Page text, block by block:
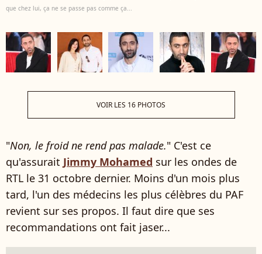
que chez lui, ça ne se passe pas comme ça...
VOIR LES 16 PHOTOS
"Non, le froid ne rend pas malade." C'est ce
qu'assurait Jimmy Mohamed sur les ondes de
RTL le 31 octobre dernier. Moins d'un mois plus
tard, l'un des médecins les plus célèbres du PAF
revient sur ses propos. Il faut dire que ses
recommandations ont fait jaser...